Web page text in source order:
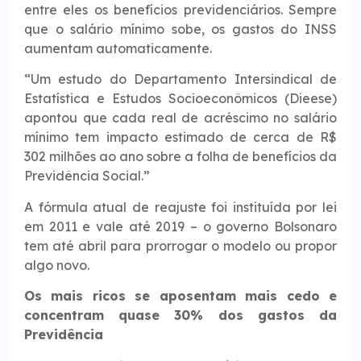
entre eles os benefícios previdenciários. Sempre
que o salário mínimo sobe, os gastos do INSS
aumentam automaticamente.
“Um estudo do Departamento Intersindical de
Estatística e Estudos Socioeconômicos (Dieese)
apontou que cada real de acréscimo no salário
mínimo tem impacto estimado de cerca de R$
302 milhões ao ano sobre a folha de benefícios da
Previdência Social.”
A fórmula atual de reajuste foi instituída por lei
em 2011 e vale até 2019 – o governo Bolsonaro
tem até abril para prorrogar o modelo ou propor
algo novo.
Os mais ricos se aposentam mais cedo e
concentram quase 30% dos gastos da
Previdência